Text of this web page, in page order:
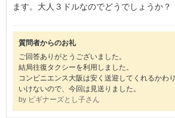
ます。大人３ドルなのでどうでしょうか？
質問者からのお礼
ご回答ありがとうございました。
結局往復タクシーを利用しました。
コンビニエンス大阪は安く送迎してくれるかわ
いけないので、今回は見送りました。
by ビギナーズとし子さん